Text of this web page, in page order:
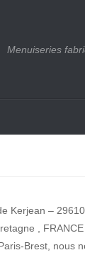
Menuiseries
Kerjean –
, FRANCE
Brest, nous